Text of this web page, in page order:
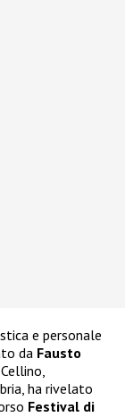
e personale
da Fausto
ha rivelato
Festival di